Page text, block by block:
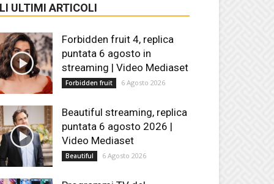
ULTIMI ARTICOLI
Forbidden fruit 4, replica
puntata 6 agosto in
streaming | Video Mediaset
Forbidden fruit 6 Agosto 2026
Beautiful streaming, replica
puntata 6 agosto 2026 |
Video Mediaset
Beautiful 6 Agosto 2026